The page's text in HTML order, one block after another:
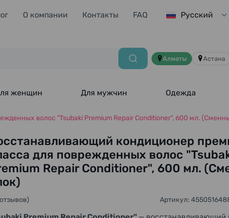
Алматы Астана
О компании Контакты FAQ Русский
женщин Для мужчин Одежда
волос "Tsubaki Premium Repair Conditioner", 600 мл.
кондиционер
для поврежденных волос
Repair Conditioner", 600 мл.
Артикул: